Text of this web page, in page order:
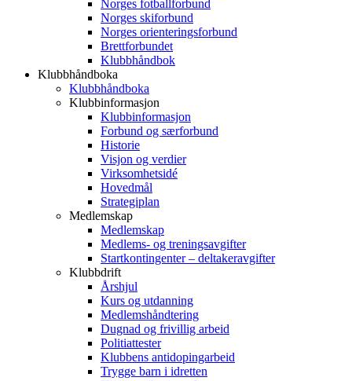
Norges fotballforbund
Norges skiforbund
Norges orienteringsforbund
Brettforbundet
Klubbhåndbok
Klubbhåndboka
Klubbhåndboka
Klubbinformasjon
Klubbinformasjon
Forbund og særforbund
Historie
Visjon og verdier
Virksomhetsidé
Hovedmål
Strategiplan
Medlemskap
Medlemskap
Medlems- og treningsavgifter
Startkontingenter – deltakeravgifter
Klubbdrift
Årshjul
Kurs og utdanning
Medlemshåndtering
Dugnad og frivillig arbeid
Politiattester
Klubbens antidopingarbeid
Trygge barn i idretten